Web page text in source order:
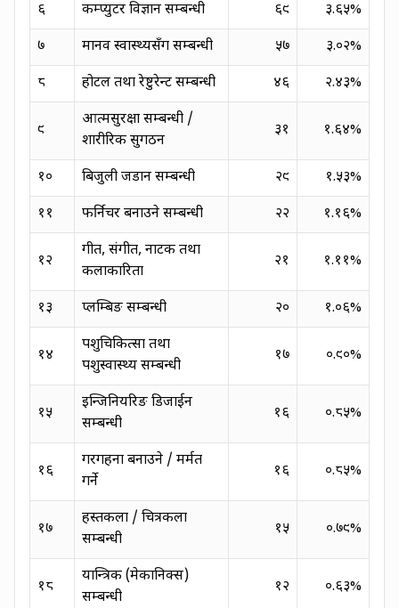
६
कम्प्युटर विज्ञान सम्बन्धी ६९ ३.६५%
७
मानव स्वास्थ्यसँग सम्बन्धी ५७ ३.०२%
८
होटल तथा रेष्टुरेन्ट सम्बन्धी ४६ २.४३%
९
आत्मसुरक्षा सम्बन्धी /
शारीरिक सुगठन
३१ १.६४%
१० बिजुली जडान सम्बन्धी २९ १.५३%
११
फर्निचर बनाउने सम्बन्धी २२ १.१६%
१२
गीत, संगीत, नाटक तथा
कलाकारिता
२१ १.११%
१३ प्लम्बिङ सम्बन्धी २० १.०६%
१४
पशुचिकित्सा तथा
पशुस्वास्थ्य सम्बन्धी
१७ ०.९०%
१५
इन्जिनियरिङ डिजाईन
सम्बन्धी
१६ ०.८५%
१६
गरगहना बनाउने / मर्मत
गर्ने
१६ ०.८५%
१७
हस्तकला / चित्रकला
सम्बन्धी
१५ ०.७९%
१८
यान्त्रिक (मेकानिक्स)
सम्बन्धी
१२ ०.६३%